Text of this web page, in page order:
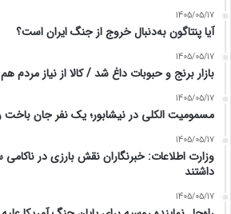
1405/05/17
آیا پنتاگون به‌دنبال خروج از جنگ ایران است؟
1405/05/17
بازار برنج و حبوبات داغ شد / کالا از نیاز مردم
1405/05/17
مسمومیت الکلی در نیشابور؛ یک نفر جان باخت و ۱۲ نفر بستری
1405/05/17
وزارت اطلاعات: خبرنگاران نقش بارزی در
داشتند
1405/05/17